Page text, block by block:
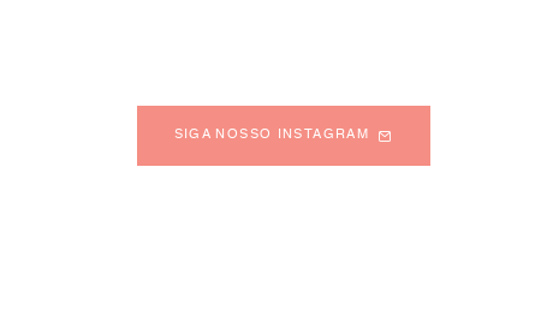
SIGA NOSSO INSTAGRAM